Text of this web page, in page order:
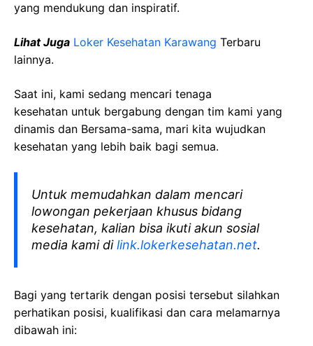
yang mendukung dan inspiratif.
Lihat Juga Loker Kesehatan Karawang Terbaru
lainnya.
Saat ini, kami sedang mencari tenaga
kesehatan untuk bergabung dengan tim kami yang
dinamis dan Bersama-sama, mari kita wujudkan
kesehatan yang lebih baik bagi semua.
Untuk memudahkan dalam mencari
lowongan pekerjaan khusus bidang
kesehatan, kalian bisa ikuti akun sosial
media kami dilink.lokerkesehatan.net.
Bagi yang tertarik dengan posisi tersebut silahkan
perhatikan posisi, kualifikasi dan cara melamarnya
dibawah ini: